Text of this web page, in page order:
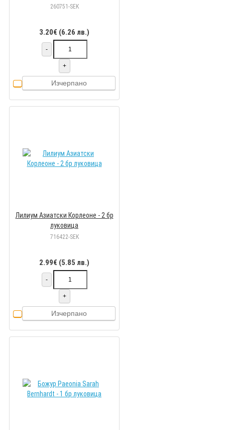
260751-SEK
3.20€ (6.26 лв.)
-
+
Изчерпано
Лилиум Азиатски Корлеоне - 2 бр
луковица
716422-SEK
2.99€ (5.85 лв.)
-
+
Изчерпано